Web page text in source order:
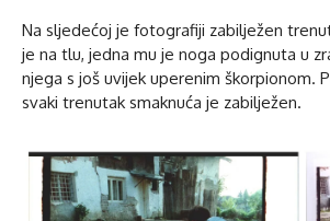
Na sljedećoj je fotografiji zabilježen
je na tlu, jedna mu je noga podignuta u
njega s još uvijek uperenim škorpionom.
svaki trenutak smaknuća je zabilježen.